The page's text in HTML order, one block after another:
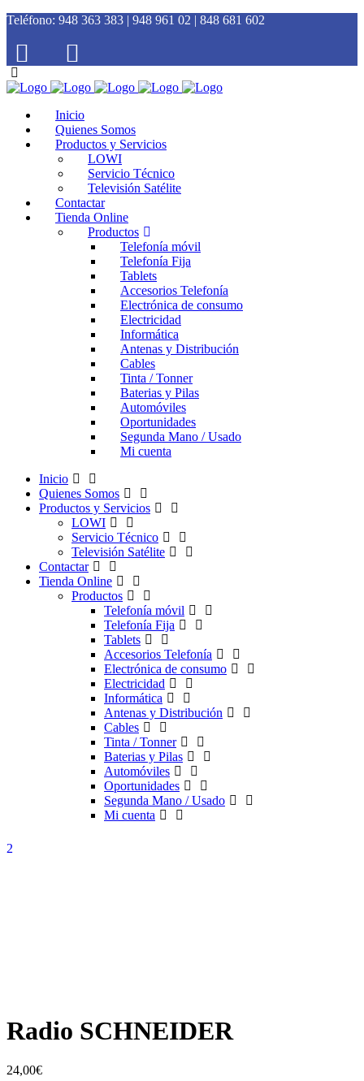
Teléfono: 948 363 383 | 948 961 02 | 848 681 602
Inicio
Quienes Somos
Productos y Servicios
LOWI
Servicio Técnico
Televisión Satélite
Contactar
Tienda Online
Productos
Telefonía móvil
Telefonía Fija
Tablets
Accesorios Telefonía
Electrónica de consumo
Electricidad
Informática
Antenas y Distribución
Cables
Tinta / Tonner
Baterias y Pilas
Automóviles
Oportunidades
Segunda Mano / Usado
Mi cuenta
Inicio
Quienes Somos
Productos y Servicios
LOWI
Servicio Técnico
Televisión Satélite
Contactar
Tienda Online
Productos
Telefonía móvil
Telefonía Fija
Tablets
Accesorios Telefonía
Electrónica de consumo
Electricidad
Informática
Antenas y Distribución
Cables
Tinta / Tonner
Baterias y Pilas
Automóviles
Oportunidades
Segunda Mano / Usado
Mi cuenta
Radio SCHNEIDER
24,00€